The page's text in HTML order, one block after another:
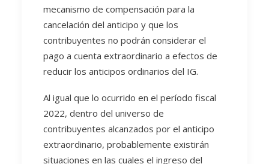
mecanismo de compensación para la
cancelación del anticipo y que los
contribuyentes no podrán considerar el
pago a cuenta extraordinario a efectos de
reducir los anticipos ordinarios del IG.
Al igual que lo ocurrido en el período fiscal
2022, dentro del universo de
contribuyentes alcanzados por el anticipo
extraordinario, probablemente existirán
situaciones en las cuales el ingreso del